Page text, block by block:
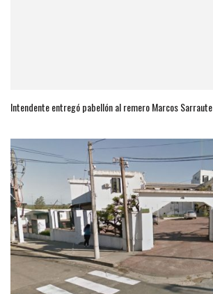
Intendente entregó pabellón al remero Marcos Sarraute